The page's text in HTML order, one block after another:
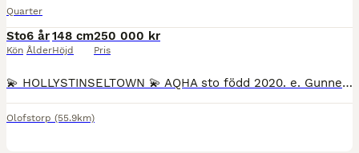
Quarter
Sto
Kön
6 år
Ålder
148 cm
Höjd
250 000 kr
Pris
💫 HOLLYSTINSELTOWN 💫 AQHA sto född 2020. e. Gunners Tinseltown - Million Dollar Sire. u. Hollys Final spark - EM guld 2019. ue. Jacs Electric Spark - $4 million dollar sire. ”Tinsel” är ett 6 år
Olofstorp (55.9km)